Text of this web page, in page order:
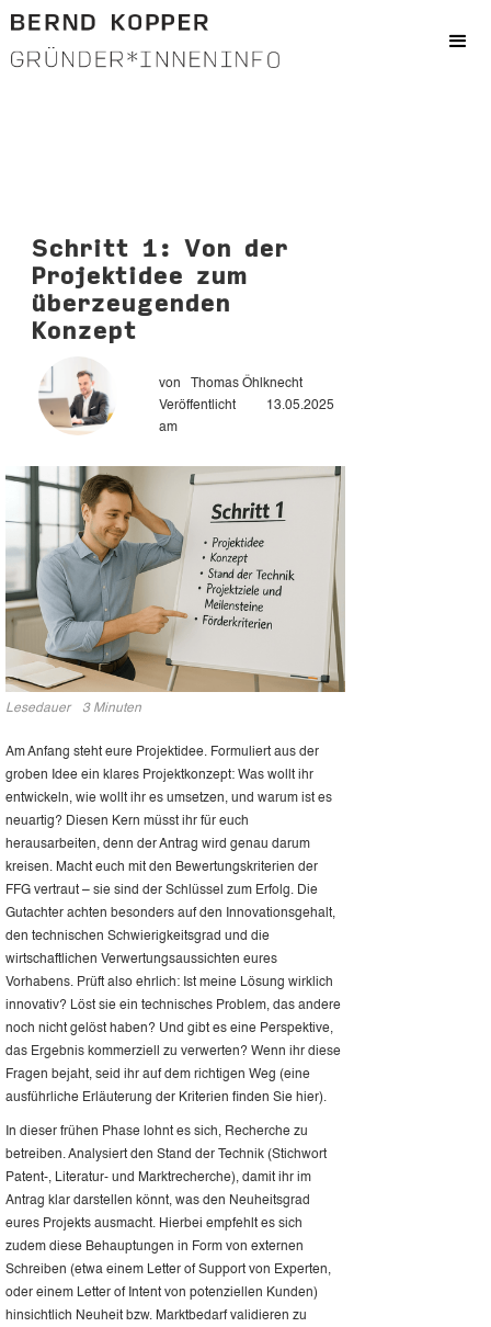
Schritt 1: Von der
Projektidee zum
überzeugenden
Konzept
von
Thomas Öhlknecht
Veröffentlicht
am
13.05.2025
Lesedauer 3 Minuten
Am Anfang steht eure Projektidee. Formuliert aus der
groben Idee ein klares Projektkonzept: Was wollt ihr
entwickeln, wie wollt ihr es umsetzen, und warum ist es
neuartig? Diesen Kern müsst ihr für euch
herausarbeiten, denn der Antrag wird genau darum
kreisen. Macht euch mit den Bewertungskriterien der
FFG vertraut – sie sind der Schlüssel zum Erfolg. Die
Gutachter achten besonders auf den Innovationsgehalt,
den technischen Schwierigkeitsgrad und die
wirtschaftlichen Verwertungsaussichten eures
Vorhabens. Prüft also ehrlich: Ist meine Lösung wirklich
innovativ? Löst sie ein technisches Problem, das andere
noch nicht gelöst haben? Und gibt es eine Perspektive,
das Ergebnis kommerziell zu verwerten? Wenn ihr diese
Fragen bejaht, seid ihr auf dem richtigen Weg (eine
ausführliche Erläuterung der Kriterien finden Sie hier).
In dieser frühen Phase lohnt es sich, Recherche zu
betreiben. Analysiert den Stand der Technik (Stichwort
Patent-, Literatur- und Marktrecherche), damit ihr im
Antrag klar darstellen könnt, was den Neuheitsgrad
eures Projekts ausmacht. Hierbei empfehlt es sich
zudem diese Behauptungen in Form von externen
Schreiben (etwa einem Letter of Support von Experten,
oder einem Letter of Intent von potenziellen Kunden)
hinsichtlich Neuheit bzw. Marktbedarf validieren zu